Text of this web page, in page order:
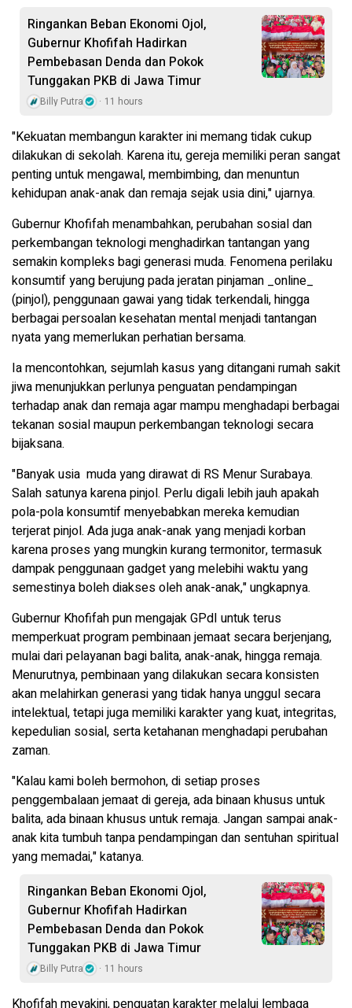
Ringankan Beban Ekonomi Ojol,
Gubernur Khofifah Hadirkan
Pembebasan Denda dan Pokok
Tunggakan PKB di Jawa Timur
Billy Putra 11 hours
"Kekuatan membangun karakter ini memang tidak cukup
dilakukan di sekolah. Karena itu, gereja memiliki peran sangat
penting untuk mengawal, membimbing, dan menuntun
kehidupan anak-anak dan remaja sejak usia dini," ujarnya.
Gubernur Khofifah menambahkan, perubahan sosial dan
perkembangan teknologi menghadirkan tantangan yang
semakin kompleks bagi generasi muda. Fenomena perilaku
konsumtif yang berujung pada jeratan pinjaman _online_
(pinjol), penggunaan gawai yang tidak terkendali, hingga
berbagai persoalan kesehatan mental menjadi tantangan
nyata yang memerlukan perhatian bersama.
Ia mencontohkan, sejumlah kasus yang ditangani rumah sakit
jiwa menunjukkan perlunya penguatan pendampingan
terhadap anak dan remaja agar mampu menghadapi berbagai
tekanan sosial maupun perkembangan teknologi secara
bijaksana.
"Banyak usia muda yang dirawat di RS Menur Surabaya.
Salah satunya karena pinjol. Perlu digali lebih jauh apakah
pola-pola konsumtif menyebabkan mereka kemudian
terjerat pinjol. Ada juga anak-anak yang menjadi korban
karena proses yang mungkin kurang termonitor, termasuk
dampak penggunaan gadget yang melebihi waktu yang
semestinya boleh diakses oleh anak-anak," ungkapnya.
Gubernur Khofifah pun mengajak GPdI untuk terus
memperkuat program pembinaan jemaat secara berjenjang,
mulai dari pelayanan bagi balita, anak-anak, hingga remaja.
Menurutnya, pembinaan yang dilakukan secara konsisten
akan melahirkan generasi yang tidak hanya unggul secara
intelektual, tetapi juga memiliki karakter yang kuat, integritas,
kepedulian sosial, serta ketahanan menghadapi perubahan
zaman.
"Kalau kami boleh bermohon, di setiap proses
penggembalaan jemaat di gereja, ada binaan khusus untuk
balita, ada binaan khusus untuk remaja. Jangan sampai anak-
anak kita tumbuh tanpa pendampingan dan sentuhan spiritual
yang memadai," katanya.
Ringankan Beban Ekonomi Ojol,
Gubernur Khofifah Hadirkan
Pembebasan Denda dan Pokok
Tunggakan PKB di Jawa Timur
Billy Putra 11 hours
Khofifah meyakini, penguatan karakter melalui lembaga